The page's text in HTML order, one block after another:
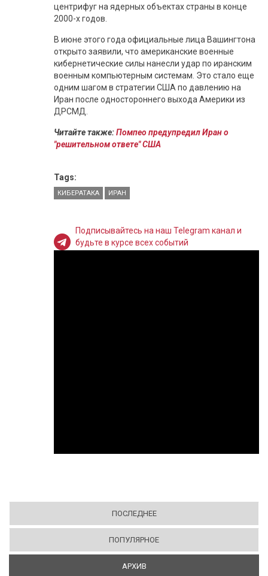
центрифуг на ядерных объектах страны в конце
2000-х годов.
В июне этого года официальные лица Вашингтона
открыто заявили, что американские военные
кибернетические силы нанесли удар по иранским
военным компьютерным системам. Это стало еще
одним шагом в стратегии США по давлению на
Иран после одностороннего выхода Америки из
ДРСМД.
Читайте также:Помпео предупредил Иран о
"решительном ответе" США
Tags:
КИБЕРАТАКА ИРАН
Подписывайтесь на наш Telegram канал и
будьте в курсе всех событий
ПОСЛЕДНЕЕ
ПОПУЛЯРНОЕ
АРХИВ